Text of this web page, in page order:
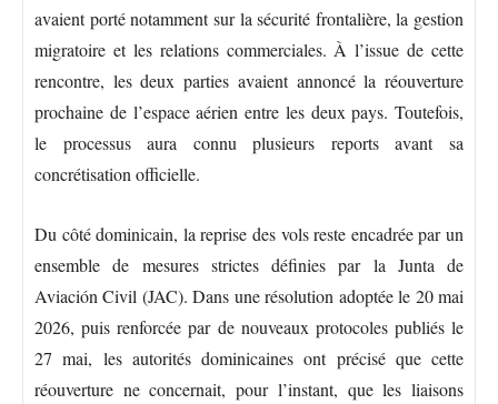
avaient porté notamment sur la sécurité frontalière, la gestion
migratoire et les relations commerciales. À l’issue de cette
rencontre, les deux parties avaient annoncé la réouverture
prochaine de l’espace aérien entre les deux pays. Toutefois,
le processus aura connu plusieurs reports avant sa
concrétisation officielle.
Du côté dominicain, la reprise des vols reste encadrée par un
ensemble de mesures strictes définies par la Junta de
Aviación Civil (JAC). Dans une résolution adoptée le 20 mai
2026, puis renforcée par de nouveaux protocoles publiés le
27 mai, les autorités dominicaines ont précisé que cette
réouverture ne concernait, pour l’instant, que les liaisons